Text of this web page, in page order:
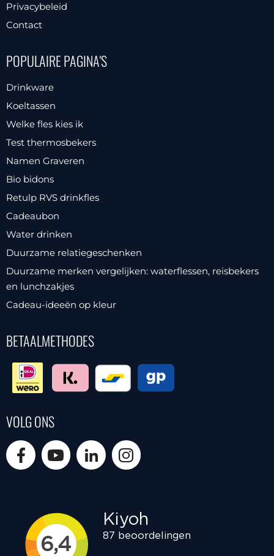
Privacybeleid
Contact
POPULAIRE PAGINA'S
Drinkware
Koeltassen
Welke fles kies ik
Test thermosbekers
Namen Graveren
Bio bidons
Retulp RVS drinkfles
Cadeaubon
Water drinken
Duurzame relatiegeschenken
Duurzame merken vergelijken: waterflessen, reisbekers
en lunchzakjes
Cadeau-ideeën op kleur
BETAALMETHODES
VOLG ONS